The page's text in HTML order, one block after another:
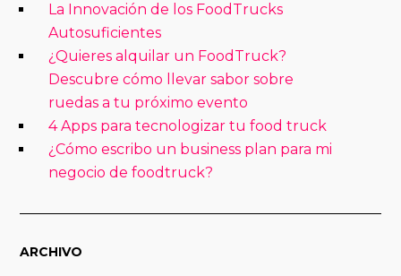
La Innovación de los FoodTrucks
Autosuficientes
¿Quieres alquilar un FoodTruck?
Descubre cómo llevar sabor sobre
ruedas a tu próximo evento
4 Apps para tecnologizar tu food truck
¿Cómo escribo un business plan para mi
negocio de foodtruck?
ARCHIVO